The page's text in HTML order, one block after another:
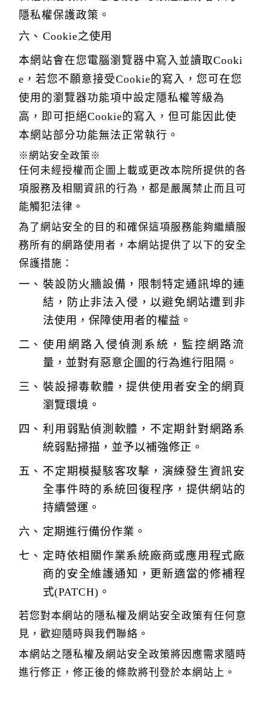
隱私權保護政策。
Cookie之使用
本網站會在您電腦瀏覽器中寫入並讀取Cooki
e，若您不願意接受Cookie的寫入，您可在您
使用的瀏覽器功能項中設定隱私權等級為
高，即可拒絕Cookie的寫入，但可能因此使
本網站部分功能無法正常執行。
※網站安全政策※
任何未經授權而企圖上載或更改本院所提供的各
項服務及相關資訊的行為，都是嚴厲禁止而且可
能觸犯法律。
為了網站安全的目的和確保這項服務能夠繼續服
務所有的網路使用者，本網站提供了以下的安全
保護措施：
裝設防火牆設備，限制特定通訊埠的連
結，防止非法入侵，以避免網站遭到非
法使用，保障使用者的權益。
使用網路入侵偵測系統，監控網路流
量，並對有惡意企圖的行為進行阻隔。
裝設掃毒軟體，提供使用者安全的網頁
瀏覽環境。
利用弱點偵測軟體，不定期針對網路系
統弱點掃描，並予以補強修正。
不定期模擬駭客攻擊，演練發生資訊安
全事件時的系統回復程序，提供網站的
持續營運。
定期進行備份作業。
定時依相關作業系統廠商或應用程式廠
商的安全維護通知，更新適當的修補程
式(PATCH)。
若您對本網站的隱私權及網站安全政策有任何意
見，歡迎隨時與我們聯絡。
本網站之隱私權及網站安全政策將因應需求隨時
進行修正，修正後的條款將刊登於本網站上。